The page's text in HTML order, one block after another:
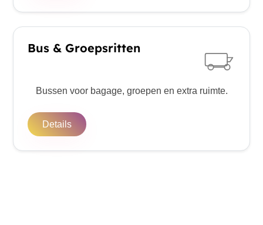
Bus & Groepsritten
Bussen voor bagage, groepen en extra ruimte.
Details